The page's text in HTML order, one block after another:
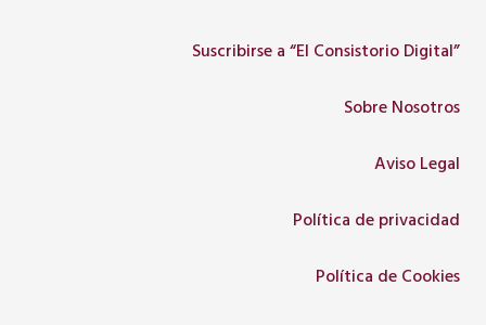
Suscribirse a “El Consistorio Digital”
Sobre Nosotros
Aviso Legal
Política de privacidad
Política de Cookies